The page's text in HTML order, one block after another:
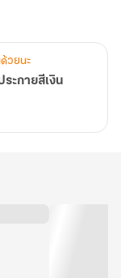
ที่เธอต้องดูแลห้อง
วยนะ
ะกายสีเงิน